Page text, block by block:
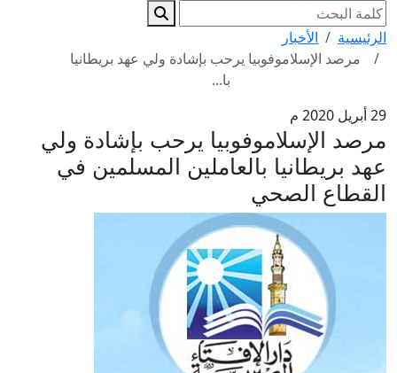
الرئيسية
الأخبار
مرصد الإسلاموفوبيا يرحب بإشادة ولي عهد بريطانيا
با...
29 أبريل 2020 م
مرصد الإسلاموفوبيا يرحب بإشادة ولي
عهد بريطانيا بالعاملين المسلمين في
القطاع الصحي